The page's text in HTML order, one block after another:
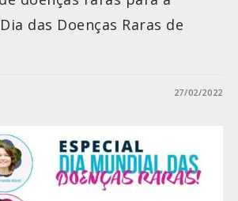
das Doenças Raras de
27/02/2022